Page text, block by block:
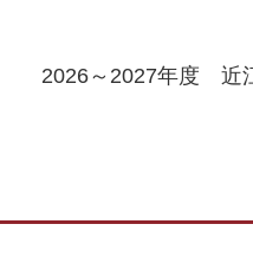
2026～2027年度 近